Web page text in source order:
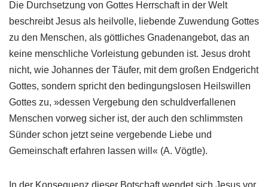
Die Durchsetzung von Gottes Herrschaft in der Welt
beschreibt Jesus als heilvolle, liebende Zuwendung Gottes
zu den Menschen, als göttliches Gnadenangebot, das an
keine menschliche Vorleistung gebunden ist. Jesus droht
nicht, wie Johannes der Täufer, mit dem großen Endgericht
Gottes, sondern spricht den bedingungslosen Heilswillen
Gottes zu, »dessen Vergebung den schuldverfallenen
Menschen vorweg sicher ist, der auch den schlimmsten
Sünder schon jetzt seine vergebende Liebe und
Gemeinschaft erfahren lassen will« (A. Vögtle).
In der Konsequenz dieser Botschaft wendet sich Jesus vor